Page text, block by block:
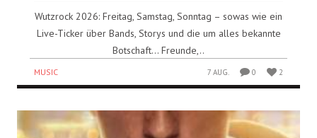
Wutzrock 2026: Freitag, Samstag, Sonntag – sowas wie ein
Live-Ticker über Bands, Storys und die um alles bekannte
Botschaft… Freunde,..
MUSIC 7 AUG. 0 2